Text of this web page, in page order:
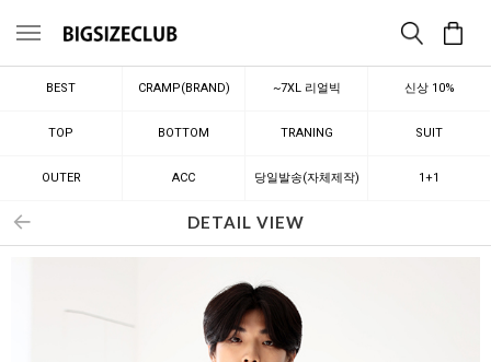
메뉴
BEST CRAMP(BRAND) ~7XL 리얼빅 신상 10%
TOP BOTTOM TRANING SUIT
OUTER ACC 당일발송(자체제작) 1+1
DETAIL VIEW